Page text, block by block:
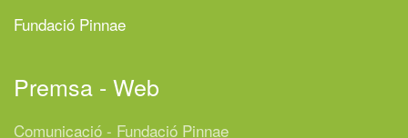
Fundació Pinnae
Premsa - Web
Comunicació - Fundació Pinnae